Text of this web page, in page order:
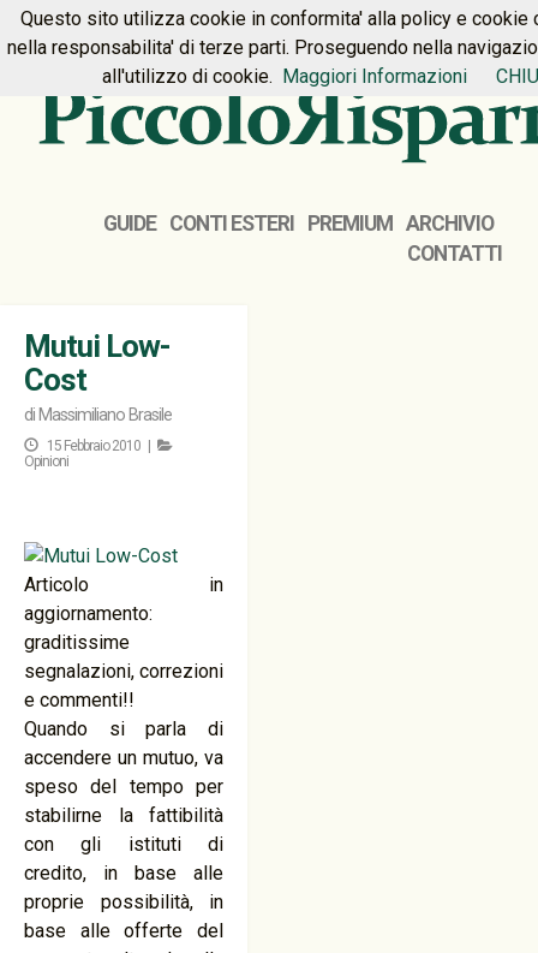
HOME PREMIUM CONTATTI
GUIDE CONTI ESTERI PREMIUM
ARCHIVIO
CONTATTI
Mutui Low-
Cost
di Massimiliano Brasile
15 Febbraio 2010 |
Opinioni
Articolo in
aggiornamento:
graditissime
segnalazioni, correzioni
e commenti!!
Quando si parla di
accendere un mutuo, va
speso del tempo per
stabilirne la fattibilità
con gli istituti di
credito, in base alle
proprie possibilità, in
base alle offerte del
Questo sito utilizza cookie in conformita' alla policy e cookie
nella responsabilita' di terze parti. Proseguendo nella
all'utilizzo di cookie. Maggiori Informazioni